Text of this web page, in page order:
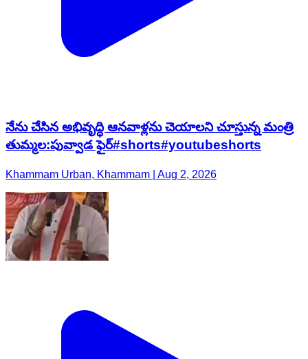
నేను చేసిన అభివృద్ధి ఆనవాళ్లను చెయాలని చూస్తున్న మంత్రి
తుమ్మల:పువ్వాడ ఫైర్#shorts#youtubeshorts
Khammam Urban, Khammam | Aug 2, 2026